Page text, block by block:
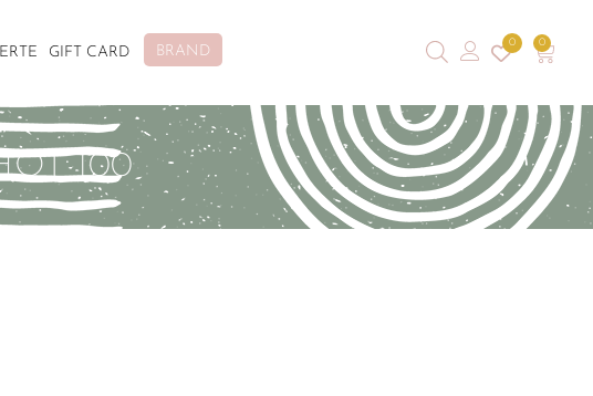
GIFT CARD BRAND
0 0
100